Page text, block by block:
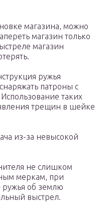
магазина, можно
магазин только
магазин
ружья
патроны с
таких
трещин в шейке
из-за невысокой
не слишком
меркам, при
ружья об землю
выстрел.